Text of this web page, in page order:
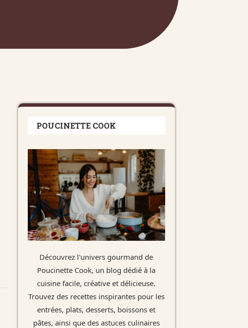
POUCINETTE COOK
Découvrez l'univers gourmand de
Poucinette Cook, un blog dédié à la
cuisine facile, créative et délicieuse.
Trouvez des recettes inspirantes pour les
entrées, plats, desserts, boissons et
pâtes, ainsi que des astuces culinaires